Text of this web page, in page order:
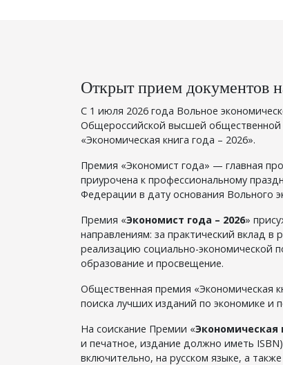
Открыт прием документов
С 1 июля 2026 года Вольное
Общероссийской высшей общественной
«Экономическая книга года – 2026».
Премия «Экономист года» — главная
приурочена к профессиональному
Федерации в дату основания Вольного
Премия «Экономист года – 2026»
направлениям: за практический вклад
реализацию социально-экономической
образование и просвещение.
Общественная премия «Экономическая
поиска лучших изданий по экономике и
На соискание Премии «Экономическая
и печатное, издание должно иметь
включительно, на русском языке, а